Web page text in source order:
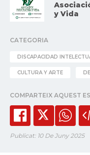
y Vida
CATEGORIA
DISCAPACIDAD
CULTURA Y ARTE
COMPARTEIX AQUEST
Publicat: 10 De Juny 2025